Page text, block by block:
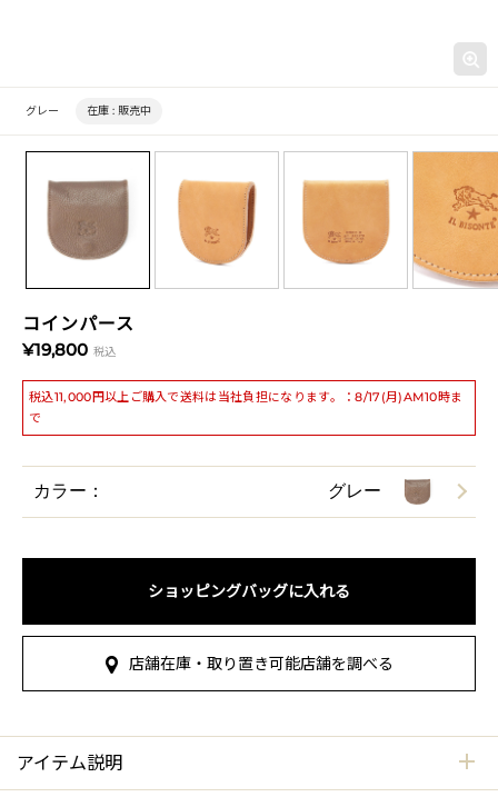
コインパース
¥19,800 税込
税込11,000円以上ご購入で送料は当社負担になります。：8/17(月)AM10時ま
で
グレー 在庫 : 販売中
カラー： グレー
ショッピングバッグに入れる
店舗在庫・取り置き可能店舗を調べる
アイテム説明